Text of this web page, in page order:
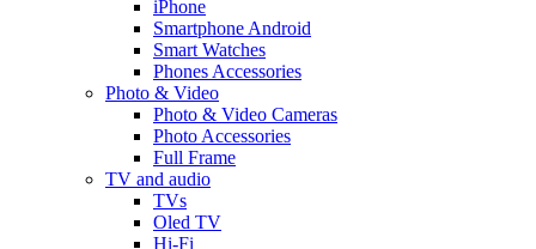
iPhone
Smartphone Android
Smart Watches
Phones Accessories
Photo & Video
Photo & Video Cameras
Photo Accessories
Full Frame
TV and audio
TVs
Oled TV
Hi-Fi